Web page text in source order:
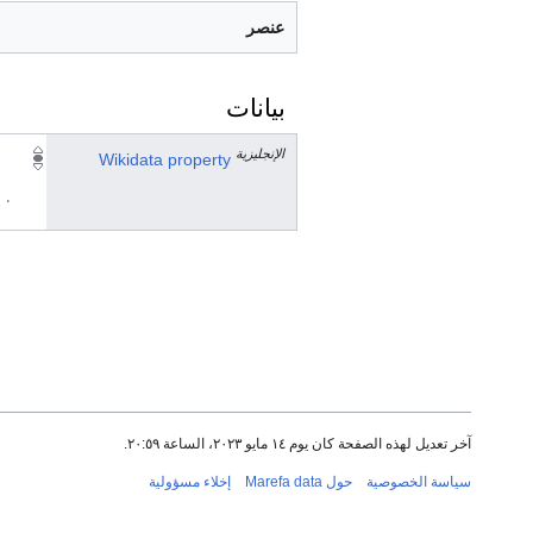
عنصر
بيانات
Wikidata property الإنجليزية
٠ مرجع
آخر تعديل لهذه الصفحة كان يوم ١٤ مايو ٢٠٢٣، الساعة ٢٠:٥٩.
سياسة الخصوصية حول Marefa data إخلاء مسؤولية